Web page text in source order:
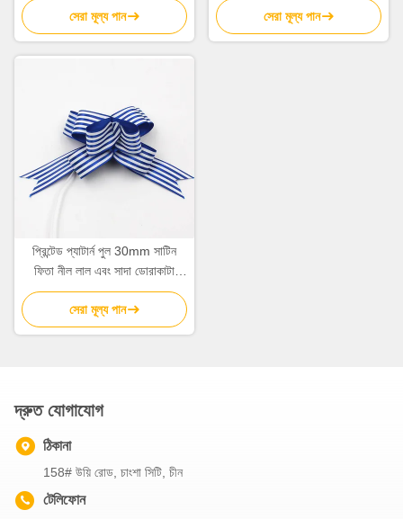
সেরা মূল্য পান
সেরা মূল্য পান
প্রিন্টেড প্যাটার্ন পুল 30mm সাটিন
ফিতা নীল লাল এবং সাদা ডোরাকাটা
ক্রিসমাস বোস
সেরা মূল্য পান
দ্রুত যোগাযোগ
ঠিকানা
158# উয়ি রোড, চাংশা সিটি, চীন
টেলিফোন